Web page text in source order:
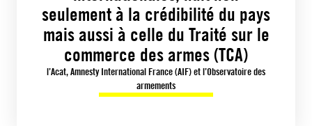
seulement à la crédibilité du pays
mais aussi à celle du Traité sur le
commerce des armes (TCA)
l’Acat, Amnesty International France (AIF) et l’Observatoire des
armements